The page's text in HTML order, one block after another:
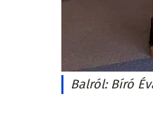
Balról: Bíró